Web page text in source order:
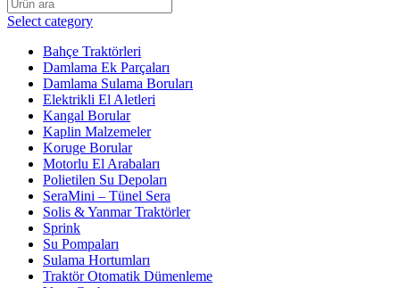
Select category
Bahçe Traktörleri
Damlama Ek Parçaları
Damlama Sulama Boruları
Elektrikli El Aletleri
Kangal Borular
Kaplin Malzemeler
Koruge Borular
Motorlu El Arabaları
Polietilen Su Depoları
SeraMini – Tünel Sera
Solis & Yanmar Traktörler
Sprink
Su Pompaları
Sulama Hortumları
Traktör Otomatik Dümenleme